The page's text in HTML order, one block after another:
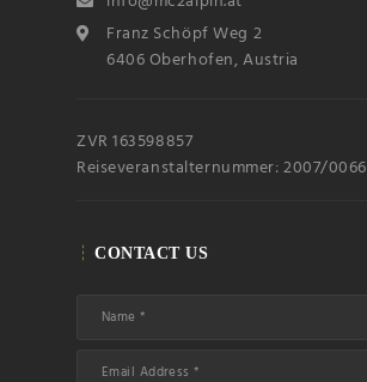
Franz Schöpf Weg 2
6406 Oberhofen, Austria
ZVR 163598857
Reiseveranstalternummer: 2007/0066
CONTACT US